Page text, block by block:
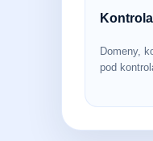
Domeny,
pod